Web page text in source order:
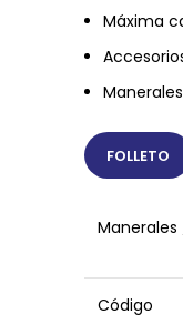
Máxima
FOLLETO
Código